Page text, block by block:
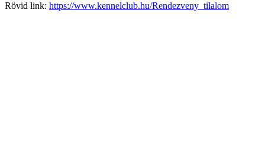
Rövid link: https://www.kennelclub.hu/Rendezveny_tilalom